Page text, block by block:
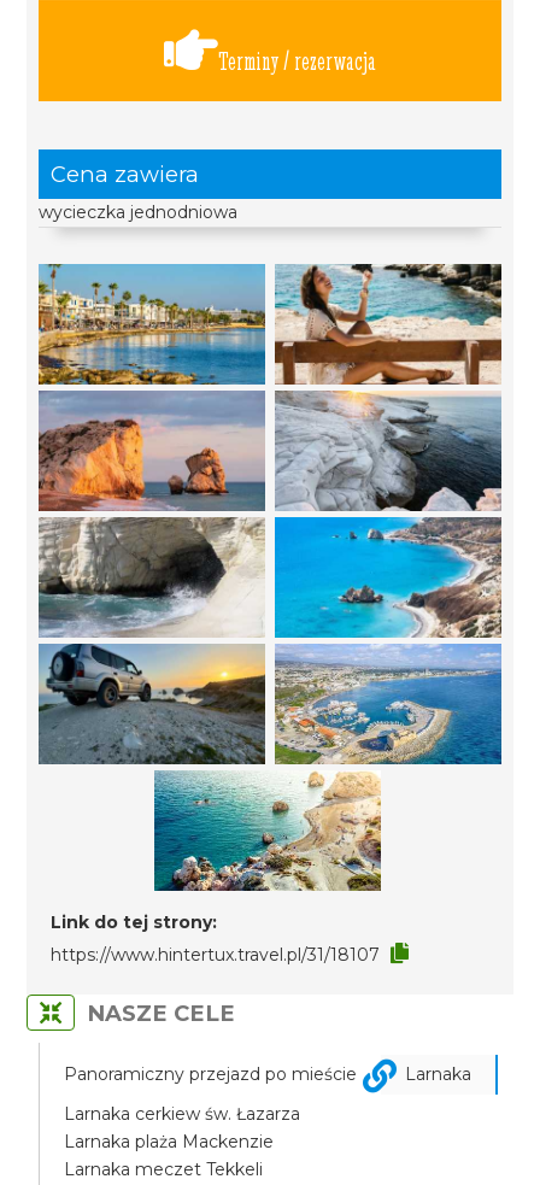
Terminy / rezerwacja
Cena zawiera
wycieczka jednodniowa
Link do tej strony:
https://www.hintertux.travel.pl/31/18107
NASZE CELE
Panoramiczny przejazd po mieście
Larnaka
Larnaka cerkiew św. Łazarza
Larnaka plaża Mackenzie
Larnaka meczet Tekkeli